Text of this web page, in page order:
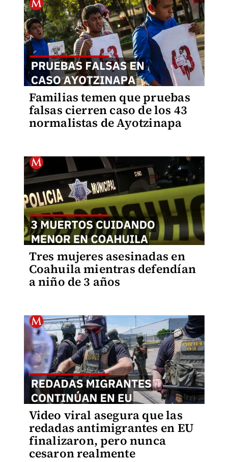
Familias temen que pruebas
falsas cierren caso de los 43
normalistas de Ayotzinapa
Tres mujeres asesinadas en
Coahuila mientras defendían
a niño de 3 años
Video viral asegura que las
redadas antimigrantes en EU
finalizaron, pero nunca
cesaron realmente